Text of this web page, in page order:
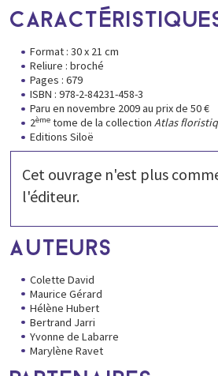
Format : 30 x 21 cm
Reliure : broché
Pages : 679
ISBN : 978-2-84231-458-3
Paru en novembre 2009 au prix de 50 €
2ème tome de la collection Atlas
Editions Siloë
Cet ouvrage n'est plus
l'éditeur.
AUTEURS
Colette David
Maurice Gérard
Hélène Hubert
Bertrand Jarri
Yvonne de Labarre
Marylène Ravet